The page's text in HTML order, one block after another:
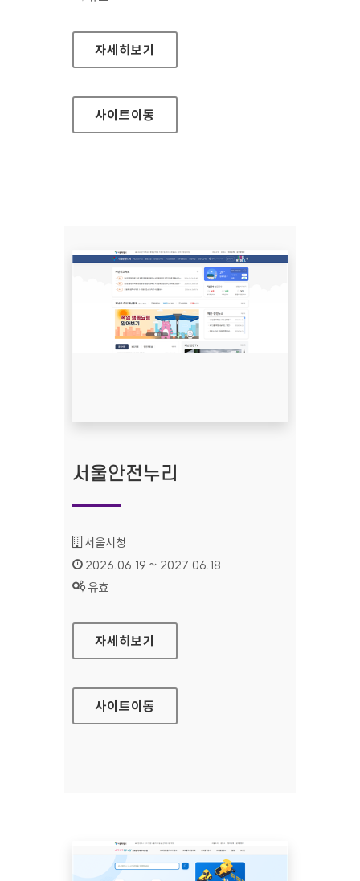
(사)한국장애인단체총연합회 한국정보접근성인
자세히보기
사이트이동
서울안전누리
기관명 :
서울시청
인증기간 :
2026.06.19 ~ 2027.06.18
상태 :
유효
서울안전누리
자세히보기
사이트이동